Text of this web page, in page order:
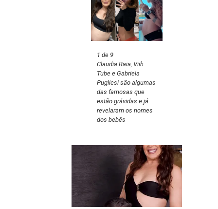
1 de 9
Claudia Raia, Viih
Tube e Gabriela
Pugliesi são algumas
das famosas que
estão grávidas e já
revelaram os nomes
dos bebês